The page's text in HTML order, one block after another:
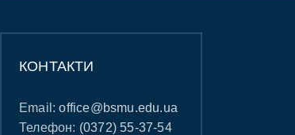
КОНТАКТИ
Email:office@bsmu.edu.ua
Телефон: (0372) 55-37-54